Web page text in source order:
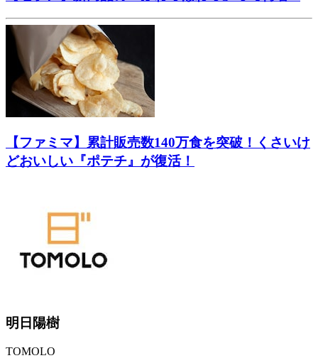
【ファミマ】累計販売数140万食を突破！くさいけ
どおいしい『ポテチ』が復活！
明日陽樹
TOMOLO